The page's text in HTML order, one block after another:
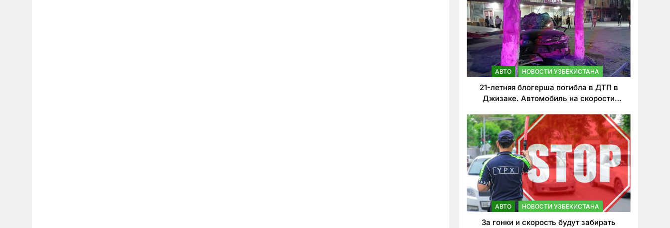
АВТО НОВОСТИ УЗБЕКИСТАНА
21-летняя блогерша погибла в ДТП в
Джизаке. Автомобиль на скорости
АВТО НОВОСТИ УЗБЕКИСТАНА
За гонки и скорость будут забирать